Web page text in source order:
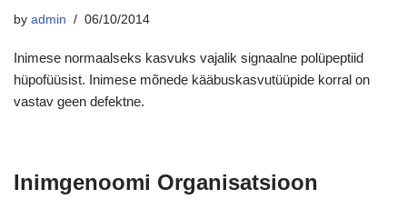
by admin 06/10/2014
Inimese normaalseks kasvuks vajalik signaalne polüpeptiid
hüpofüüsist. Inimese mõnede kääbuskasvutüüpide korral on
vastav geen defektne.
Inimgenoomi Organisatsioon